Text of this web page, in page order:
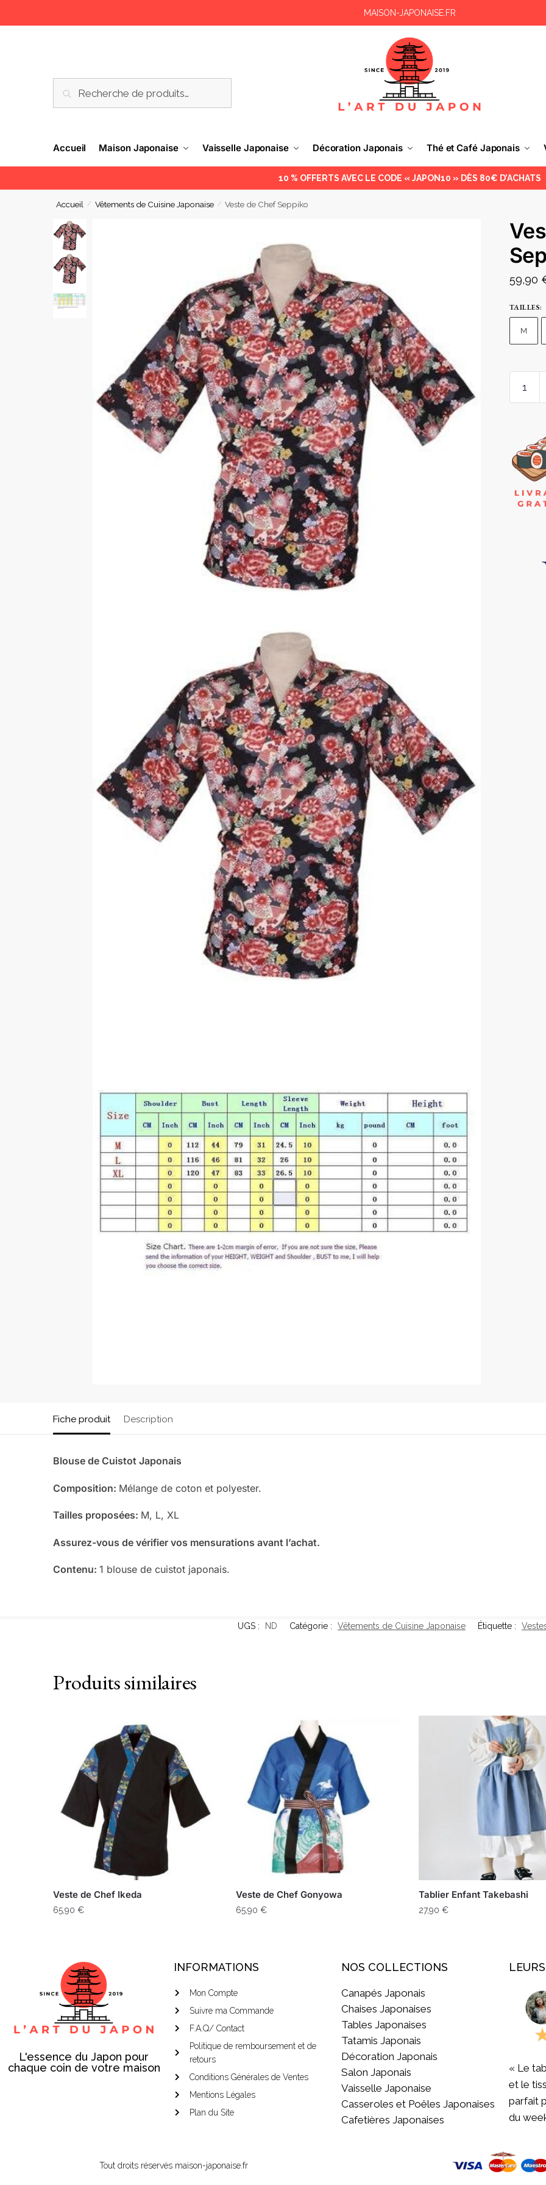
MAISON-JAPONAISE.FR
RECHERCHE
Accueil Maison Japonaise Vaisselle Japonaise Décoration Japonais Thé et Café Japonais
10 % OFFERTS AVEC LE CODE « JAPON10 » DÈS 80€ D’ACHATS
Accueil / Vêtements de Cuisine Japonaise / Veste de Chef Seppiko
59,90
TAILLES:
M
Fiche produit Description
Blouse de Cuistot Japonais
Composition: Mélange de coton et polyester.
Tailles proposées: M, L, XL
Assurez-vous de vérifier vos mensurations avant l’achat.
Contenu:1 blouse de cuistot japonais.
UGS : ND Catégorie : Vêtements de Cuisine Japonaise Étiquette :
Produits similaires
Veste de Chef Ikeda
65,90€
Veste de Chef Gonyowa
65,90€
Tablier Enfant Takebashi
27,90 €
L'essence du Japon pour
chaque coin de votre maison
INFORMATIONS
Mon Compte
Suivre ma Commande
F.A.Q/ Contact
Politique de remboursement et de
retours
Conditions Générales de Ventes
Mentions Légales
Plan du Site
NOS COLLECTIONS
Canapés Japonais
Chaises Japonaises
Tables Japonaises
Tatamis Japonais
Décoration Japonais
Salon Japonais
Vaisselle Japonaise
Casseroles et Poêles Japonaises
Cafetières Japonaises
« Le
et le
parfait
du
qualité,
Tout droits réservés maison-japonaise.fr